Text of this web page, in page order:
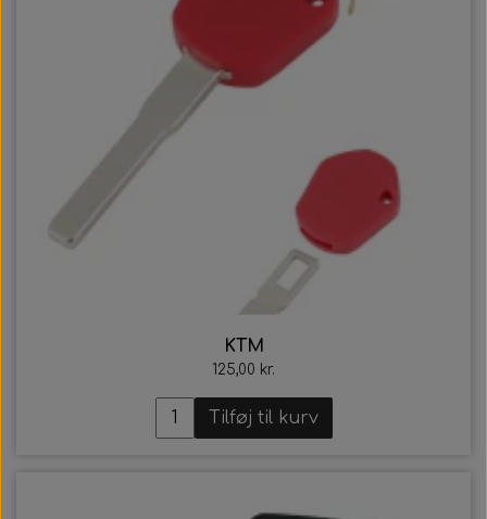
KTM
125,00 kr.
Tilføj til kurv